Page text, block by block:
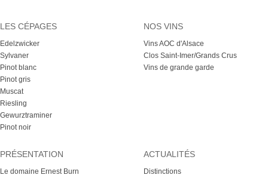
LES CÉPAGES
Edelzwicker
Sylvaner
Pinot blanc
Pinot gris
Muscat
Riesling
Gewurztraminer
Pinot noir
NOS VINS
Vins AOC d'Alsace
Clos Saint-Imer/Grands Crus
Vins de grande garde
PRÉSENTATION
Le domaine Ernest Burn
ACTUALITÉS
Distinctions